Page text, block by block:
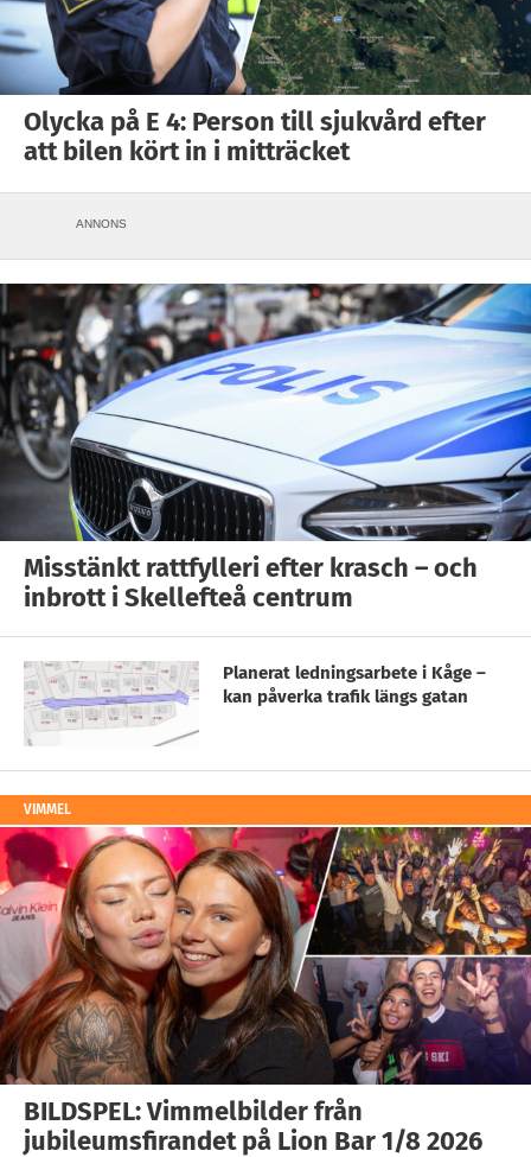
Olycka på E 4: Person till sjukvård efter
att bilen kört in i mitträcket
ANNONS
Misstänkt rattfylleri efter krasch – och
inbrott i Skellefteå centrum
Planerat ledningsarbete i Kåge –
kan påverka trafik längs gatan
VIMMEL
BILDSPEL: Vimmelbilder från
jubileumsfirandet på Lion Bar 1/8 2026